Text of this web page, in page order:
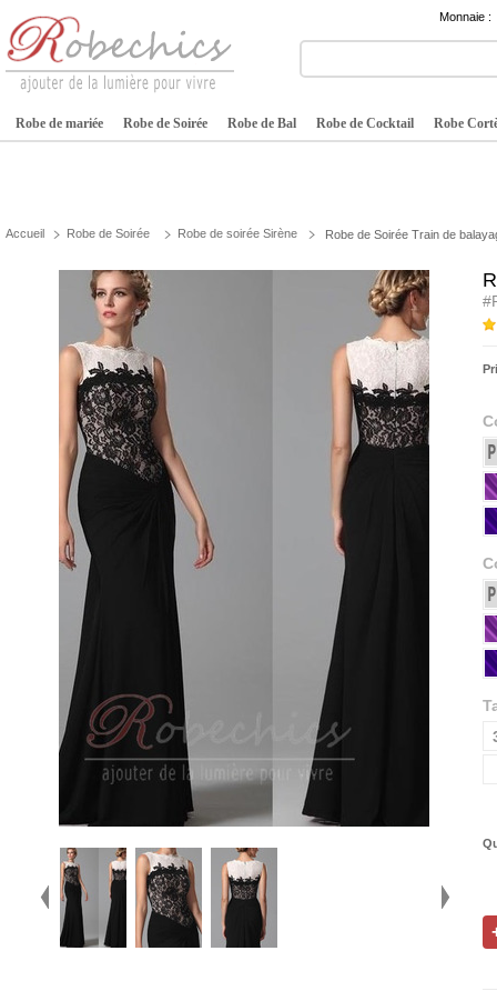
Monnaie :
Robe de mariée Robe de Soirée Robe de Bal Robe de Cocktail Robe
Accueil Robe de Soirée Robe de soirée Sirène Robe de Soirée Train de